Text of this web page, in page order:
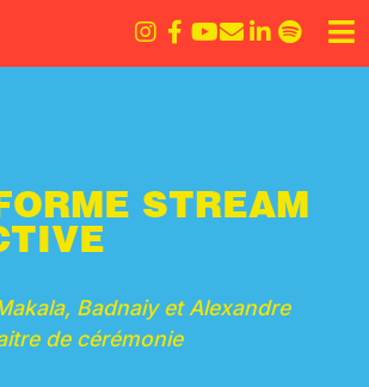
STREAM
Badnaiy et Alexandre
de cérémonie